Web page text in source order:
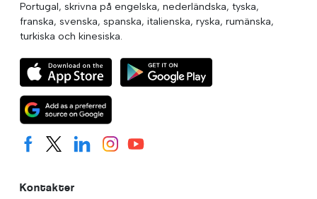
Portugal, skrivna på engelska, nederländska, tyska,
franska, svenska, spanska, italienska, ryska, rumänska,
turkiska och kinesiska.
Kontakter